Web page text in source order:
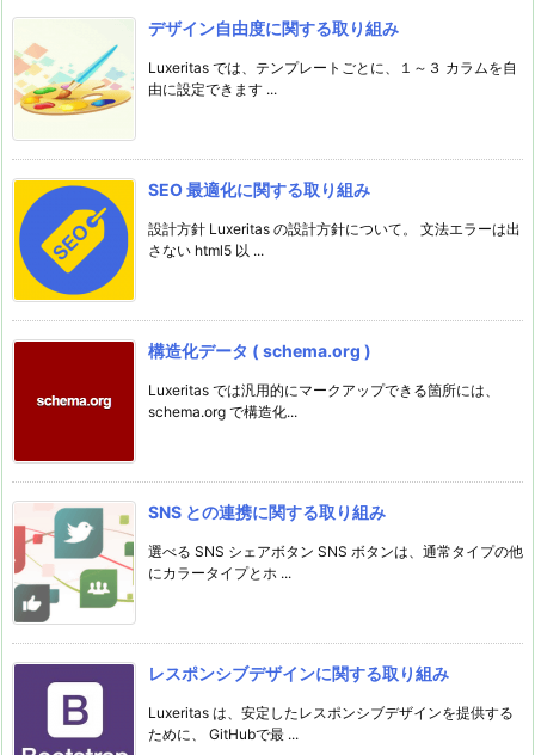
デザイン自由度に関する取り組み
Luxeritas では、テンプレートごとに、１～３ カラムを自
由に設定できます ...
SEO 最適化に関する取り組み
設計方針 Luxeritas の設計方針について。 文法エラーは出
さない html5 以 ...
構造化データ ( schema.org )
Luxeritas では汎用的にマークアップできる箇所には、
schema.org で構造化...
SNS との連携に関する取り組み
選べる SNS シェアボタン SNS ボタンは、通常タイプの他
にカラータイプとホ ...
レスポンシブデザインに関する取り組み
Luxeritas は、安定したレスポンシブデザインを提供する
ために、 GitHubで最 ...